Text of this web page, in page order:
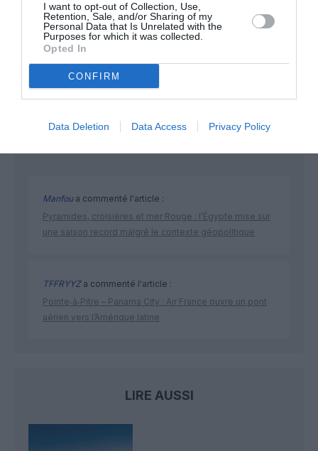
I want to opt-out of Collection, Use,
Retention, Sale, and/or Sharing of my
Personal Data that Is Unrelated with the
Purposes for which it was collected.
Opted In
CONFIRM
Data Deletion Data Access Privacy Policy
NOUS SOUTENIR
Manfoua commenté l'article :
Pyramides, croisières et mer Rouge : l’Égypte mise sur
une saison record malgré le contexte géopolitique
TFFRYYZa commenté l'article :
Pointe‑à‑Pitre – Panama City : Air France ouvre un pont
aérien vers l’Amérique latine
LIRE AUSSI